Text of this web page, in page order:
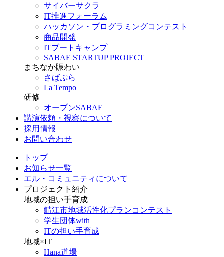
サイバーサクラ
IT推進フォーラム
ハッカソン・プログラミングコンテスト
商品開発
ITブートキャンプ
SABAE STARTUP PROJECT
まちなか賑わい
さばぷら
La Tempo
研修
オープンSABAE
講演依頼・視察について
採用情報
お問い合わせ
トップ
お知らせ一覧
エル・コミュニティについて
プロジェクト紹介
地域の担い手育成
鯖江市地域活性化プランコンテスト
学生団体with
ITの担い手育成
地域×IT
Hana道場